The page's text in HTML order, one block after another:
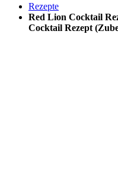
Rezepte
Red Lion Cocktail
Cocktail Rezept